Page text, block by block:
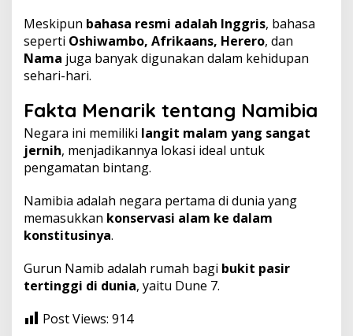
Meskipun bahasa resmi adalah Inggris, bahasa
seperti Oshiwambo, Afrikaans, Herero, dan
Nama juga banyak digunakan dalam kehidupan
sehari-hari.
Fakta Menarik tentang Namibia
Negara ini memiliki langit malam yang sangat
jernih, menjadikannya lokasi ideal untuk
pengamatan bintang.
Namibia adalah negara pertama di dunia yang
memasukkan konservasi alam ke dalam
konstitusinya.
Gurun Namib adalah rumah bagi bukit pasir
tertinggi di dunia, yaitu Dune 7.
Post Views: 914